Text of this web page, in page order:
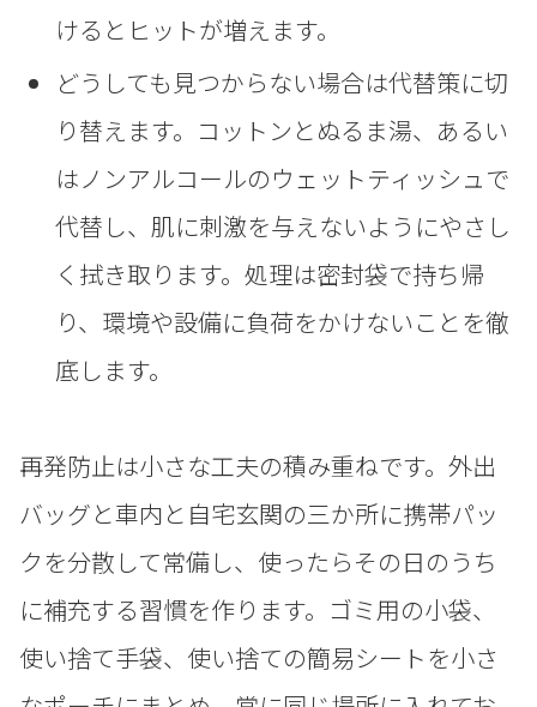
けるとヒットが増えます。
どうしても見つからない場合は代替策に切
り替えます。コットンとぬるま湯、あるい
はノンアルコールのウェットティッシュで
代替し、肌に刺激を与えないようにやさし
く拭き取ります。処理は密封袋で持ち帰
り、環境や設備に負荷をかけないことを徹
底します。
再発防止は小さな工夫の積み重ねです。外出
バッグと車内と自宅玄関の三か所に携帯パッ
クを分散して常備し、使ったらその日のうち
に補充する習慣を作ります。ゴミ用の小袋、
使い捨て手袋、使い捨ての簡易シートを小さ